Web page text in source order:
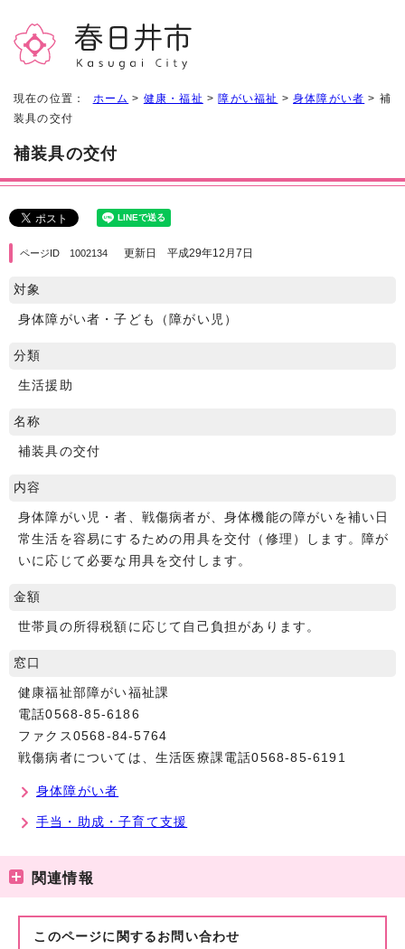
現在の位置： ホーム > 健康・福祉 >障がい福祉 >身体障がい者 > 補
装具の交付
補装具の交付
ページID 1002134 更新日 平成29年12月7日
対象
身体障がい者・子ども（障がい児）
分類
生活援助
名称
補装具の交付
内容
身体障がい児・者、戦傷病者が、身体機能の障がいを補い日
常生活を容易にするための用具を交付（修理）します。障が
いに応じて必要な用具を交付します。
金額
世帯員の所得税額に応じて自己負担があります。
窓口
健康福祉部障がい福祉課
電話0568-85-6186
ファクス0568-84-5764
戦傷病者については、生活医療課電話0568-85-6191
身体障がい者
手当・助成・子育て支援
関連情報
このページに関する お問い合わせ